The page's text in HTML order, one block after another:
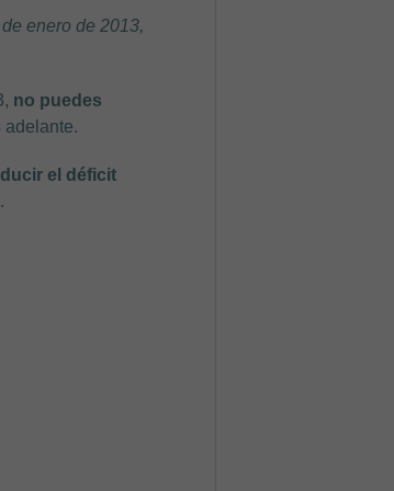
enero de 2013,
no puedes
adelante.
el déficit